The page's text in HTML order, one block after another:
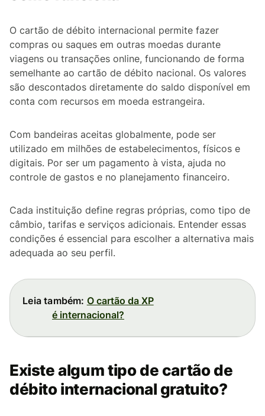
O cartão de débito internacional permite fazer
compras ou saques em outras moedas durante
viagens ou transações online, funcionando de forma
semelhante ao cartão de débito nacional. Os valores
são descontados diretamente do saldo disponível em
conta com recursos em moeda estrangeira.
Com bandeiras aceitas globalmente, pode ser
utilizado em milhões de estabelecimentos, físicos e
digitais. Por ser um pagamento à vista, ajuda no
controle de gastos e no planejamento financeiro.
Cada instituição define regras próprias, como tipo de
câmbio, tarifas e serviços adicionais. Entender essas
condições é essencial para escolher a alternativa mais
adequada ao seu perfil.
Leia também: O cartão da XP
é internacional?
Existe algum tipo de cartão de
débito internacional gratuito?